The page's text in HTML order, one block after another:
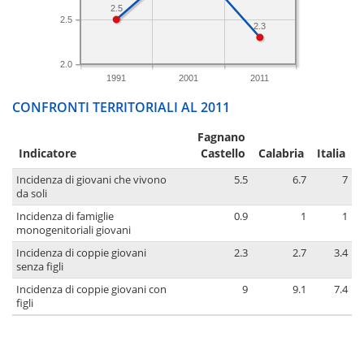
1991 2001 2011
2.0
2.5
2.3
2.5
CONFRONTI TERRITORIALI AL 2011
Indicatore
Fagnano
Castello
Calabria Italia
Incidenza di giovani che vivono
da soli
5.5 6.7 7
Incidenza di famiglie
monogenitoriali giovani
0.9 1 1
Incidenza di coppie giovani
senza figli
2.3 2.7 3.4
Incidenza di coppie giovani con
figli
9 9.1 7.4